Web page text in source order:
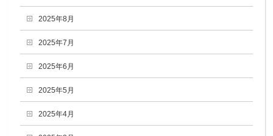
2025年8月
2025年7月
2025年6月
2025年5月
2025年4月